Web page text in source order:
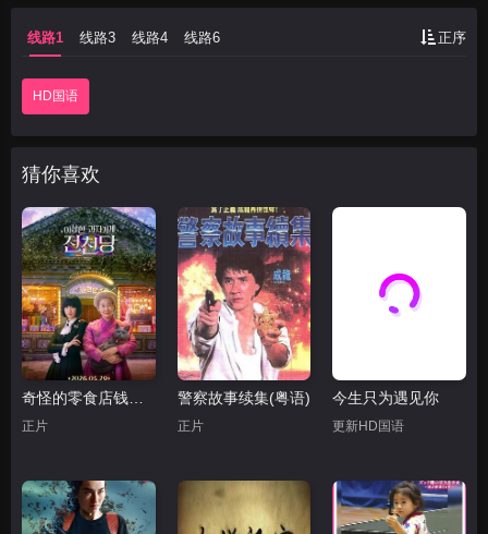
线路1 线路3 线路4 线路6 正序
HD国语
猜你喜欢
奇怪的零食店钱天堂
正片
警察故事续集(粤语)
正片
今生只为遇见你
更新HD国语